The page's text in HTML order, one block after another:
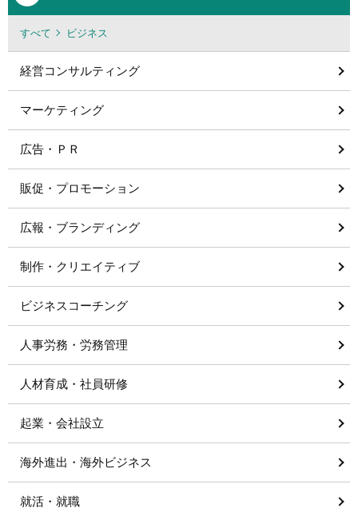
すべて ビジネス
経営コンサルティング
マーケティング
広告・ＰＲ
販促・プロモーション
広報・ブランディング
制作・クリエイティブ
ビジネスコーチング
人事労務・労務管理
人材育成・社員研修
起業・会社設立
海外進出・海外ビジネス
就活・就職